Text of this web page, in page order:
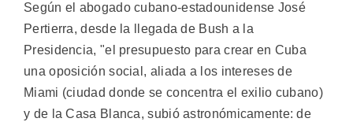
Según el abogado cubano-estadounidense José
Pertierra, desde la llegada de Bush a la
Presidencia, "el presupuesto para crear en Cuba
una oposición social, aliada a los intereses de
Miami (ciudad donde se concentra el exilio cubano)
y de la Casa Blanca, subió astronómicamente: de